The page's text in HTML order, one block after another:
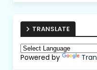
TRANSLATE
Powered by